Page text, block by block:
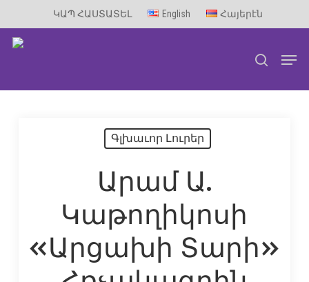
ԿԱՊ ՀԱՍՏԱՏԵԼ English Հայերէն
search
Գլխաւոր Լուրեր
Արամ Ա.
Կաթողիկոսի
«Արցախի Տարի»